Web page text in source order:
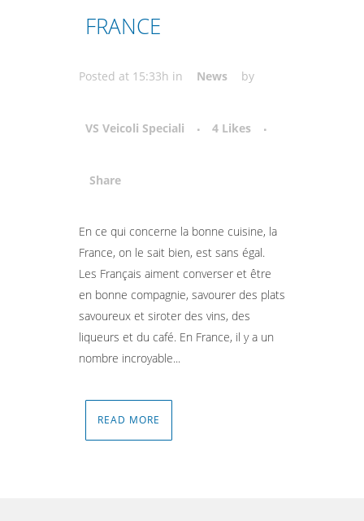
FRANCE
Posted at 15:33h in News by
VS Veicoli Speciali 4 Likes
Share
Attiva comando
En ce qui concerne la bonne cuisine, la
France, on le sait bien, est sans égal.
Les Français aiment converser et être
en bonne compagnie, savourer des plats
savoureux et siroter des vins, des
liqueurs et du café. En France, il y a un
nombre incroyable...
READ MORE